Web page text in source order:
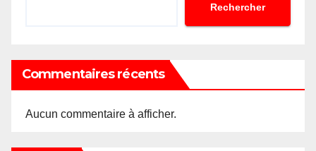
Rechercher
Commentaires récents
Aucun commentaire à afficher.